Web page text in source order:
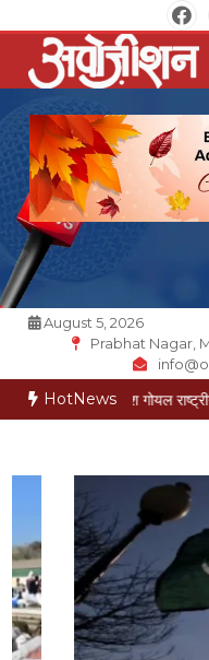
to
content
August 5, 2026
Prabhat Nagar,
HotNews
मुकेश गोयल राष्ट्रीय गौरव सम्मान से